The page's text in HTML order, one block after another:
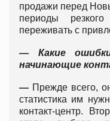
продажи перед
периоды
переживать с
— Какие
начинающие
— Прежде всего,
статистика им
контакт-центр.